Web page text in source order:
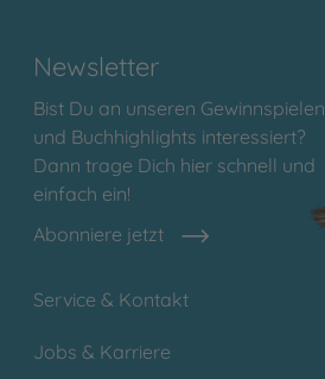
Newsletter
Bist Du an unseren Gewinnspielen
und Buchhighlights interessiert?
Dann trage Dich hier schnell und
einfach ein!
Abonniere jetzt
Service & Kontakt
Jobs & Karriere